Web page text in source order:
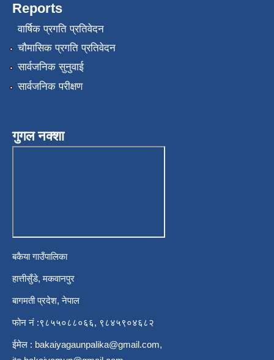
Reports
वार्षिक प्रगति प्रतिवेदन
चौमासिक प्रगति प्रतिवेदन
सार्वजनिक सुनुवाई
सार्वजनिक परीक्षण
गुगल नक्शा
बकैया गाउँपालिका
हात्तीसुँडे, मकवानपुर
बागमती प्रदेश, नेपाल
फोन नं :९८५५०८८०६६, ९८४५९०४६८२
ईमेल : bakaiyagaunpalika@gmail.com,